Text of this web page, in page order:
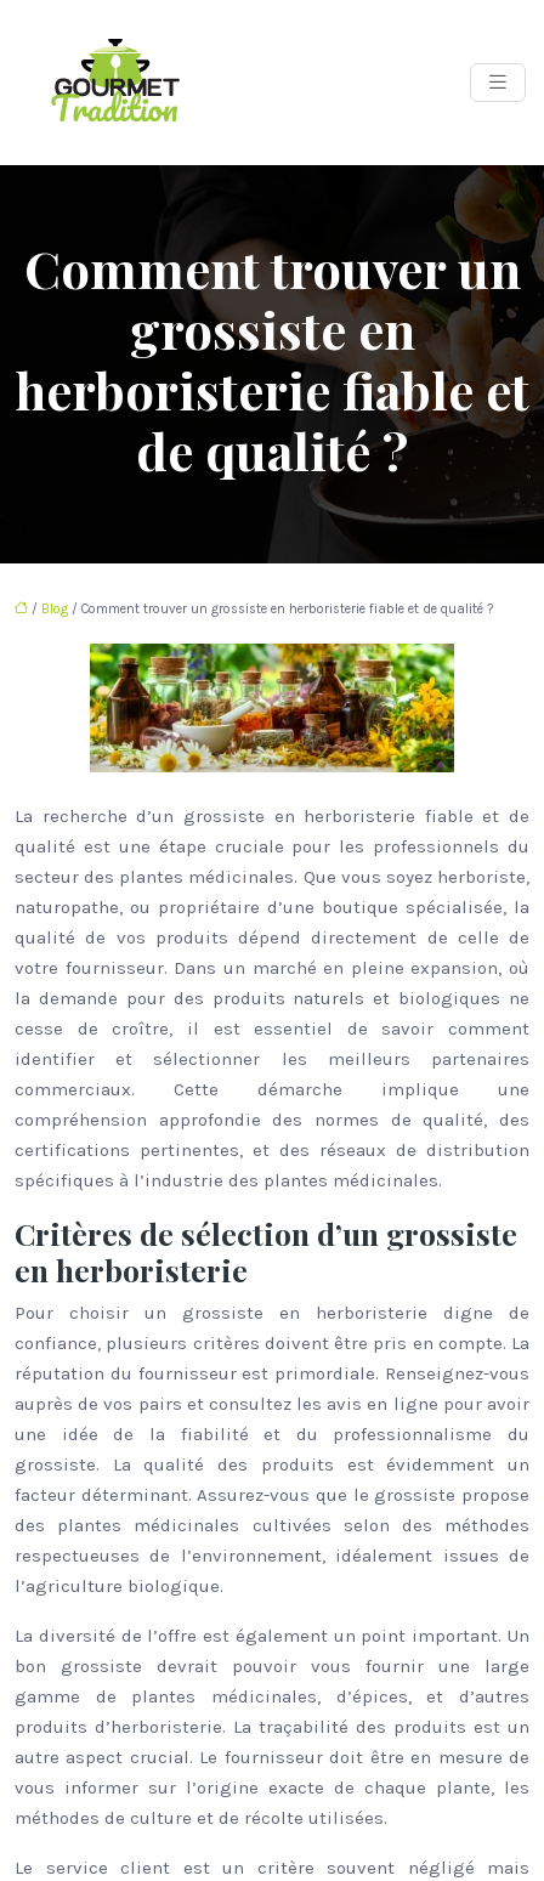
Comment trouver un
grossiste en
herboristerie fiable et
de qualité ?
/ Blog / Comment trouver un grossiste en herboristerie fiable et de qualité ?
La recherche d’un grossiste en herboristerie fiable et de
qualité est une étape cruciale pour les professionnels du
secteur des plantes médicinales. Que vous soyez herboriste,
naturopathe, ou propriétaire d’une boutique spécialisée, la
qualité de vos produits dépend directement de celle de
votre fournisseur. Dans un marché en pleine expansion, où
la demande pour des produits naturels et biologiques ne
cesse de croître, il est essentiel de savoir comment
identifier et sélectionner les meilleurs partenaires
commerciaux. Cette démarche implique une
compréhension approfondie des normes de qualité, des
certifications pertinentes, et des réseaux de distribution
spécifiques à l’industrie des plantes médicinales.
Critères de sélection d’un grossiste
en herboristerie
Pour choisir un grossiste en herboristerie digne de
confiance, plusieurs critères doivent être pris en compte. La
réputation du fournisseur est primordiale. Renseignez-vous
auprès de vos pairs et consultez les avis en ligne pour avoir
une idée de la fiabilité et du professionnalisme du
grossiste. La qualité des produits est évidemment un
facteur déterminant. Assurez-vous que le grossiste propose
des plantes médicinales cultivées selon des méthodes
respectueuses de l’environnement, idéalement issues de
l’agriculture biologique.
La diversité de l’offre est également un point important. Un
bon grossiste devrait pouvoir vous fournir une large
gamme de plantes médicinales, d’épices, et d’autres
produits d’herboristerie. La traçabilité des produits est un
autre aspect crucial. Le fournisseur doit être en mesure de
vous informer sur l’origine exacte de chaque plante, les
méthodes de culture et de récolte utilisées.
Le service client est un critère souvent négligé mais